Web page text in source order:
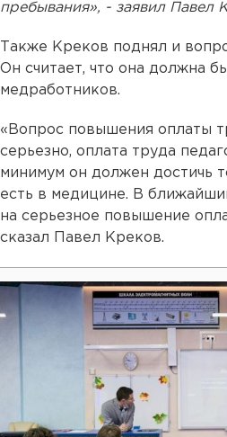
пребывания», - заявил Павел
Также Креков поднял и
Он считает, что она должна
медработников.
«Вопрос повышения оплаты
серьезно, оплата труда
минимум он должен достичь
есть в медицине. В
на серьезное повышение
сказал Павел Креков.